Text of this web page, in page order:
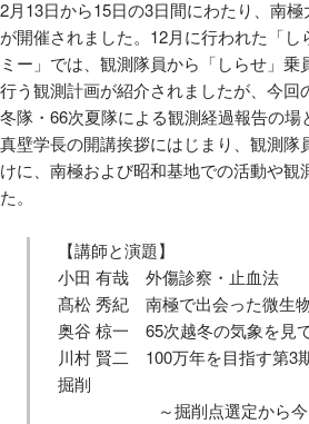
2月13日から15日の3日間にわたり、南
が開催されました。12月に行われた「
ミー」では、観測隊員から「しらせ」
行う観測計画が紹介されましたが、今回
冬隊・66次夏隊による観測経過報告の場
真壁学長の開講挨拶にはじまり、観測隊
けに、南極および昭和基地での活動や観
た。
【講師と演題】
小田 有哉 外傷診察・止血法
髙松 秀紀 南極で出会った微生
奥谷 椋一 65次越冬の気象を見
川村 賢二 100万年を目指す第3
掘削
～掘削点選定から今シ